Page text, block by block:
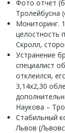
Фото отчет
Тролейбусна
Мониторинг.
целостность
Скролл,
Устранение
специалист
отклеился,
3,14х2,30
Наукова –
Стабильный
Львов